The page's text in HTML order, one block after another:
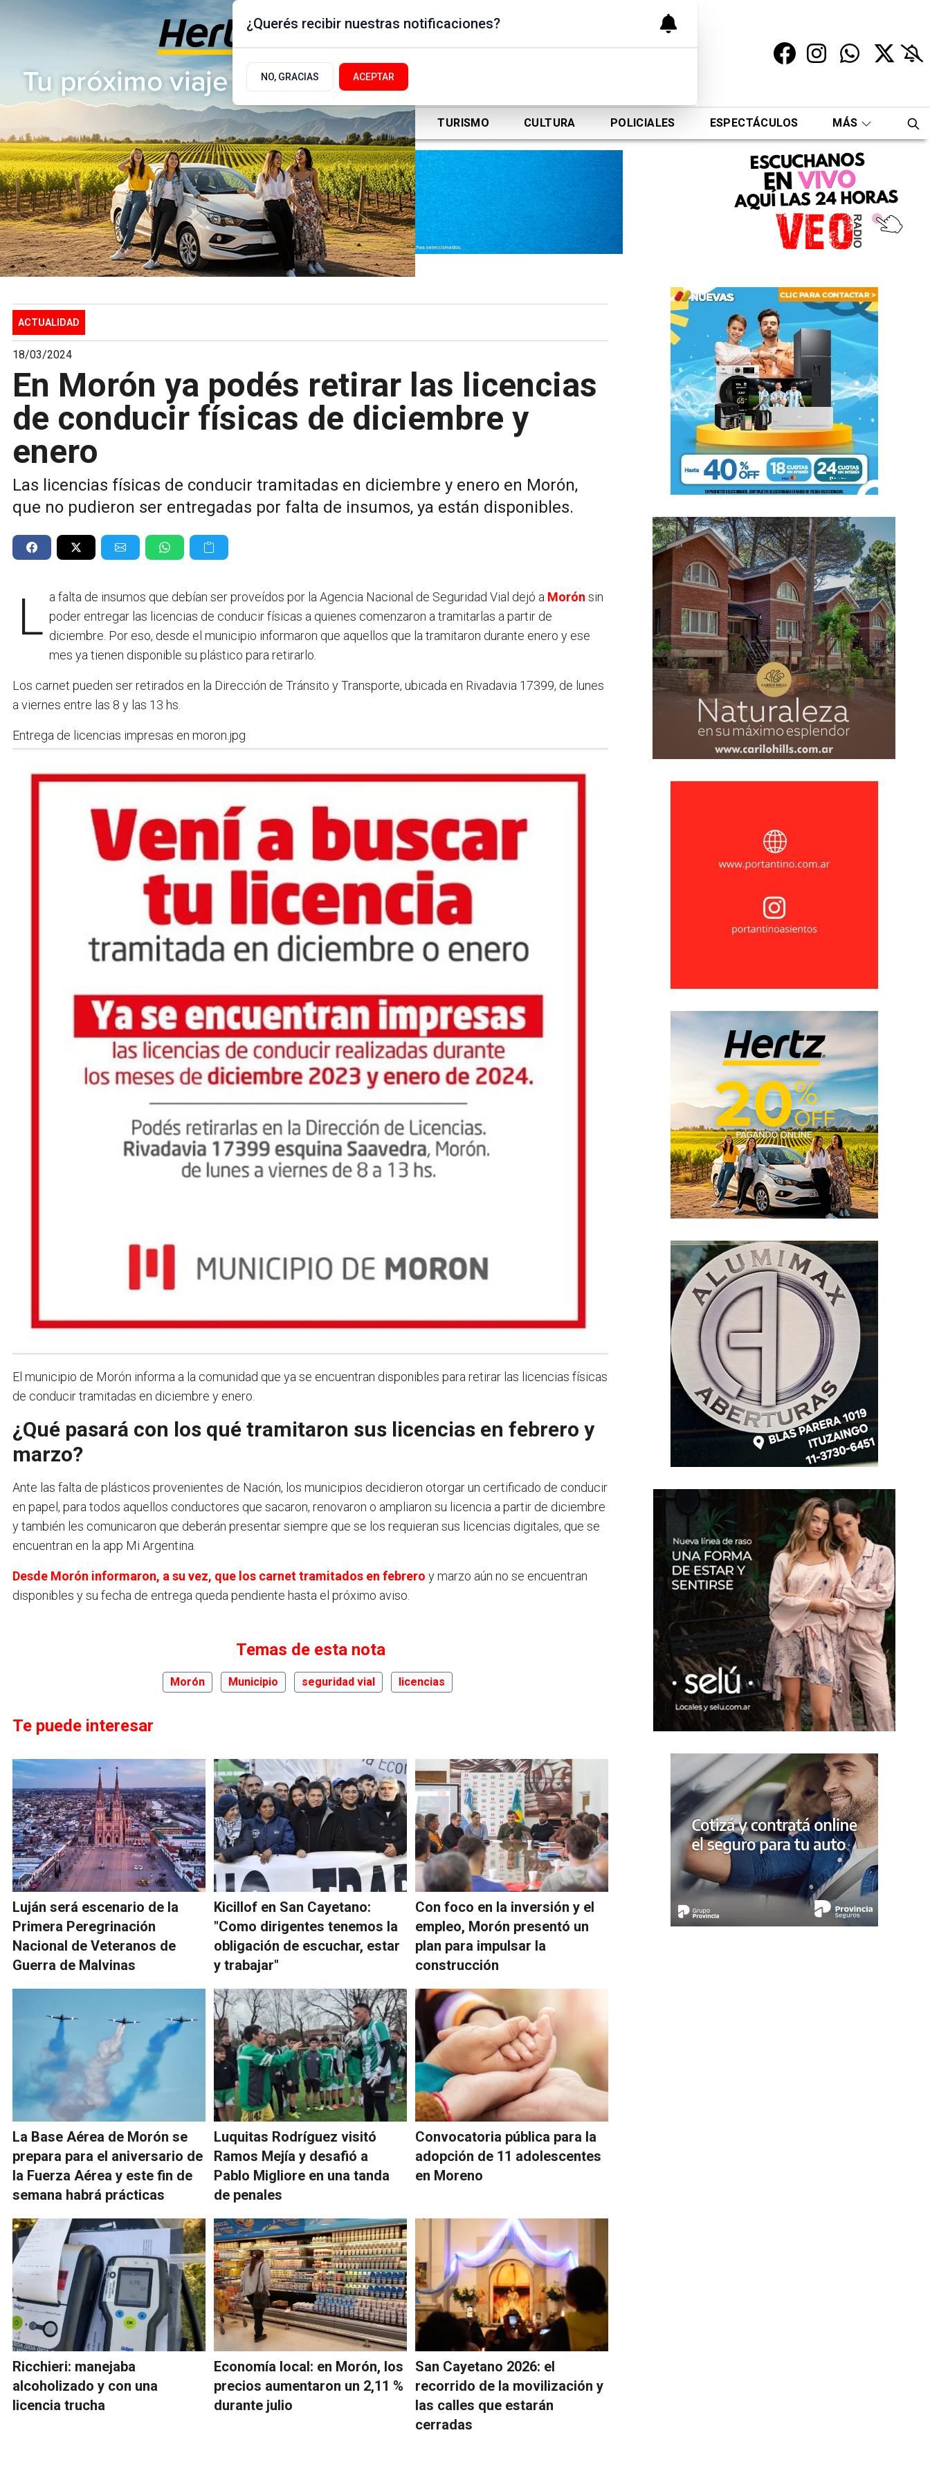
Sábado 8 de Agosto
de 2026
17.9ºc | Buenos Aires, AR
ACTUALIDAD POLÍTICA DEPORTES TURISMO CULTURA POLICIALES ESPECTÁCULOS MÁS
ACTUALIDAD
18/03/2024
En Morón ya podés retirar las licencias
de conducir físicas de diciembre y
enero
Las licencias físicas de conducir tramitadas en diciembre y enero en Morón,
que no pudieron ser entregadas por falta de insumos, ya están disponibles.
La falta de insumos que debían ser proveídos por la Agencia Nacional de Seguridad Vial dejó a Morón sin
poder entregar las licencias de conducir físicas a quienes comenzaron a tramitarlas a partir de
diciembre. Por eso, desde el municipio informaron que aquellos que la tramitaron durante enero y ese
mes ya tienen disponible su plástico para retirarlo.
Los carnet pueden ser retirados en la Dirección de Tránsito y Transporte, ubicada en Rivadavia 17399, de lunes
a viernes entre las 8 y las 13 hs.
Entrega de licencias impresas en moron.jpg
El municipio de Morón informa a la comunidad que ya se encuentran disponibles para retirar las licencias físicas
de conducir tramitadas en diciembre y enero.
¿Qué pasará con los qué tramitaron sus licencias en febrero y
marzo?
Ante las falta de plásticos provenientes de Nación, los municipios decidieron otorgar un certificado de conducir
en papel, para todos aquellos conductores que sacaron, renovaron o ampliaron su licencia a partir de diciembre
y también les comunicaron que deberán presentar siempre que se los requieran sus licencias digitales, que se
encuentran en la app Mi Argentina.
Desde Morón informaron, a su vez, que los carnet tramitados en febrero y marzo aún no se encuentran
disponibles y su fecha de entrega queda pendiente hasta el próximo aviso.
Temas de esta nota
Morón Municipio seguridad vial licencias
Te puede interesar
Luján será escenario de la
Primera Peregrinación
Nacional de Veteranos de
Guerra de Malvinas
Kicillof en San Cayetano:
"Como dirigentes tenemos la
obligación de escuchar, estar
y trabajar"
Con foco en la inversión y el
empleo, Morón presentó un
plan para impulsar la
construcción
La Base Aérea de Morón se
prepara para el aniversario de
la Fuerza Aérea y este fin de
semana habrá prácticas
Luquitas Rodríguez visitó
Ramos Mejía y desafió a
Pablo Migliore en una tanda
de penales
Convocatoria pública para la
adopción de 11 adolescentes
en Moreno
Ricchieri: manejaba
alcoholizado y con una
licencia trucha
Economía local: en Morón, los
precios aumentaron un 2,11 %
durante julio
San Cayetano 2026: el
recorrido de la movilización y
las calles que estarán
cerradas
¿Querés recibir nuestras notificaciones?
NO, GRACIAS ACEPTAR